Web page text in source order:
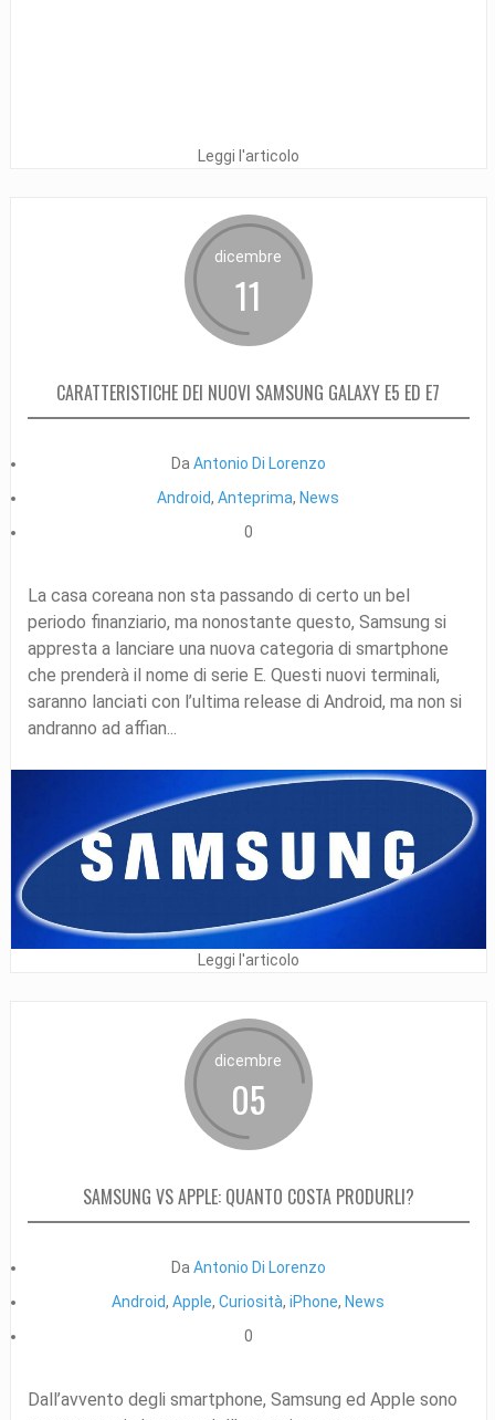
Leggi l'articolo
dicembre
11
CARATTERISTICHE DEI NUOVI SAMSUNG GALAXY E5 ED E7
Da Antonio Di Lorenzo
Android,Anteprima, News
0
La casa coreana non sta passando di certo un bel
periodo finanziario, ma nonostante questo, Samsung si
appresta a lanciare una nuova categoria di smartphone
che prenderà il nome di serie E. Questi nuovi terminali,
saranno lanciati con l’ultima release di Android, ma non si
andranno ad affian...
Leggi l'articolo
dicembre
05
SAMSUNG VS APPLE: QUANTO COSTA PRODURLI?
Da Antonio Di Lorenzo
Android,Apple,Curiosità,iPhone, News
0
Dall’avvento degli smartphone, Samsung ed Apple sono